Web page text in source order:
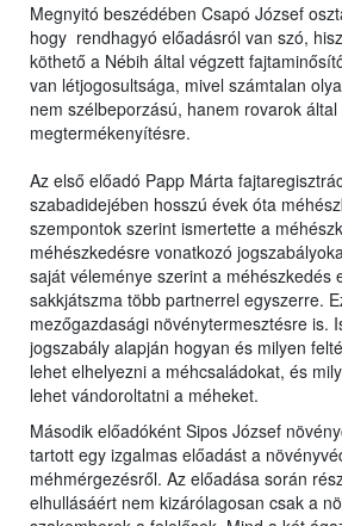
Megnyitó beszédében Csapó József
hogy rendhagyó előadásról van szó,
köthető a Nébih által végzett
van létjogosultsága, mivel számtalan
nem szélbeporzású, hanem rovarok
megtermékenyítésre.
Az első előadó Papp Márta
szabadidejében hosszú évek óta
szempontok szerint ismertette a
méhészkedésre vonatkozó
saját véleménye szerint a méhészkedés
sakkjátszma több partnerrel egyszerre.
mezőgazdasági növénytermesztésre is.
jogszabály alapján hogyan és milyen
lehet elhelyezni a méhcsaládokat, és
lehet vándoroltatni a méheket.
Második előadóként Sipos József
tartott egy izgalmas előadást a
méhmérgezésről. Az előadása során
elhullásáért nem kizárólagosan csak a